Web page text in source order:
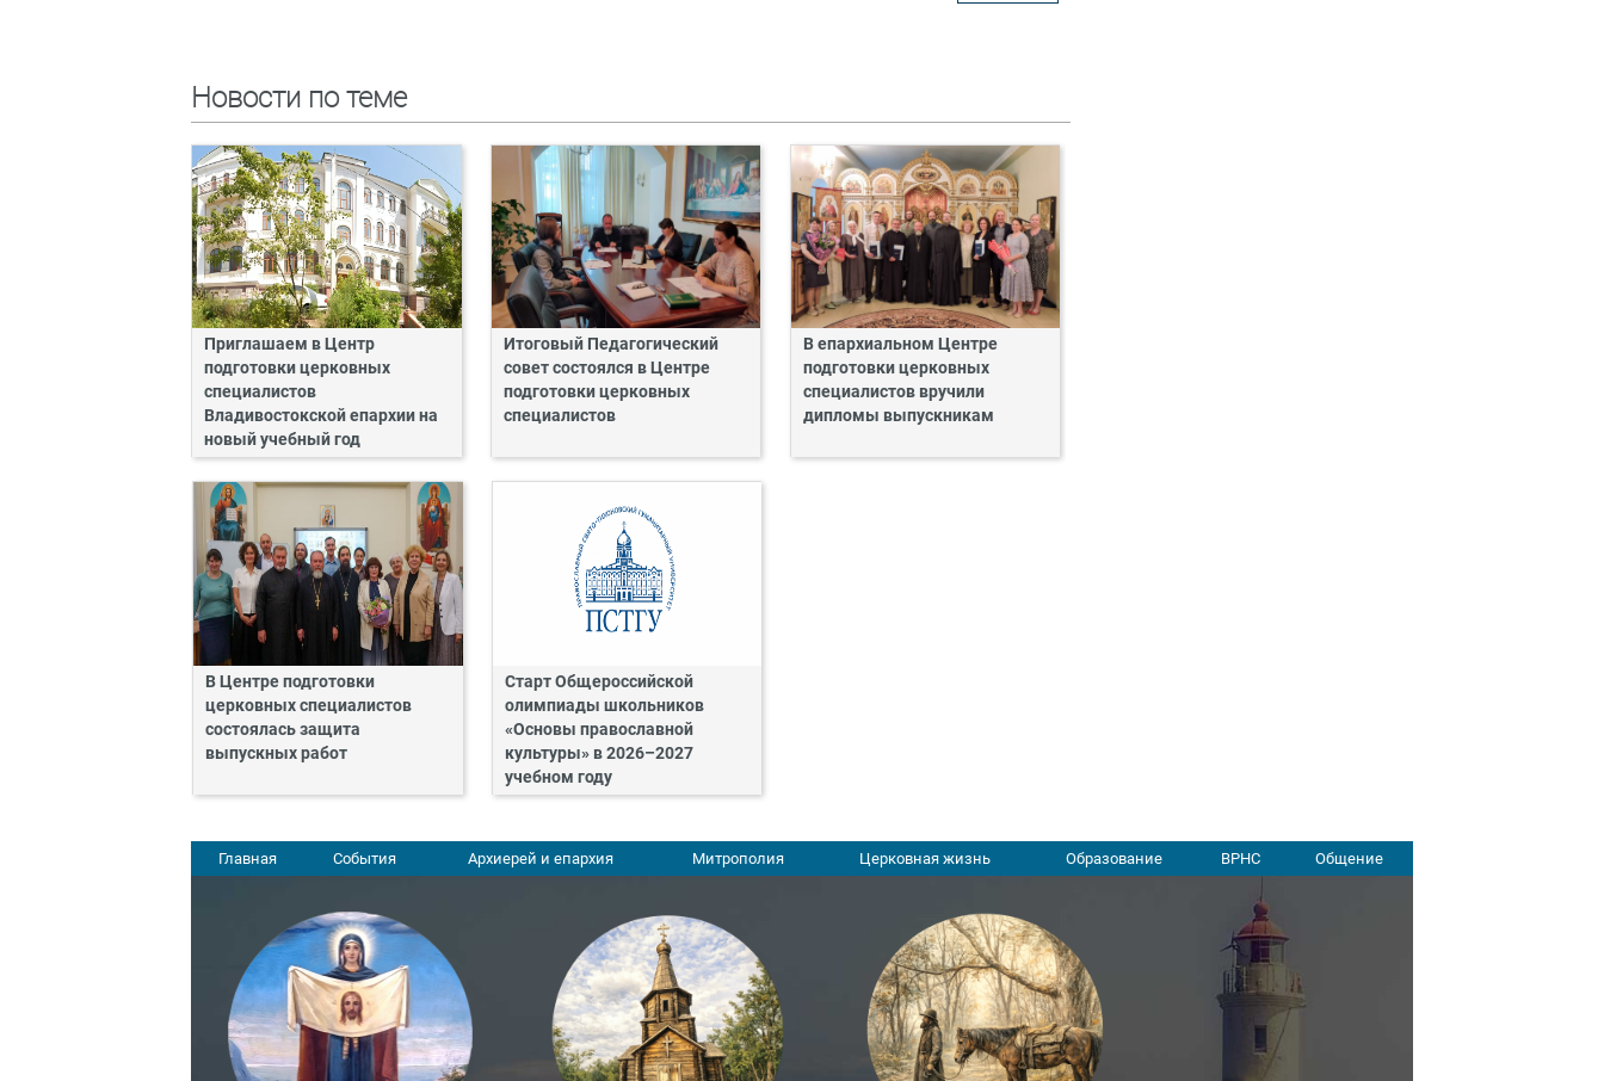
Новости по теме
Приглашаем в Центр
подготовки церковных
специалистов
Владивостокской епархии на
новый учебный год
Итоговый Педагогический
совет состоялся в Центре
подготовки церковных
специалистов
В епархиальном Центре
подготовки церковных
специалистов вручили
дипломы выпускникам
В Центре подготовки
церковных специалистов
состоялась защита
выпускных работ
Старт Общероссийской
олимпиады школьников
«Основы православной
культуры» в 2026–2027
учебном году
Главная События Архиерей и епархия Митрополия Церковная жизнь Образование ВРНС Общение